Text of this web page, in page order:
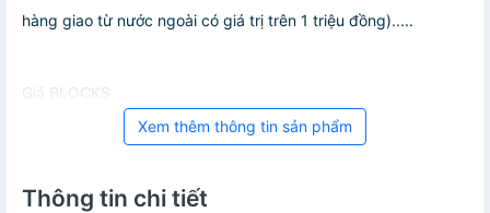
hàng giao từ nước ngoài có giá trị trên 1 triệu đồng).....
Giá BLOCKS
Xem thêm thông tin sản phẩm
Thông tin chi tiết